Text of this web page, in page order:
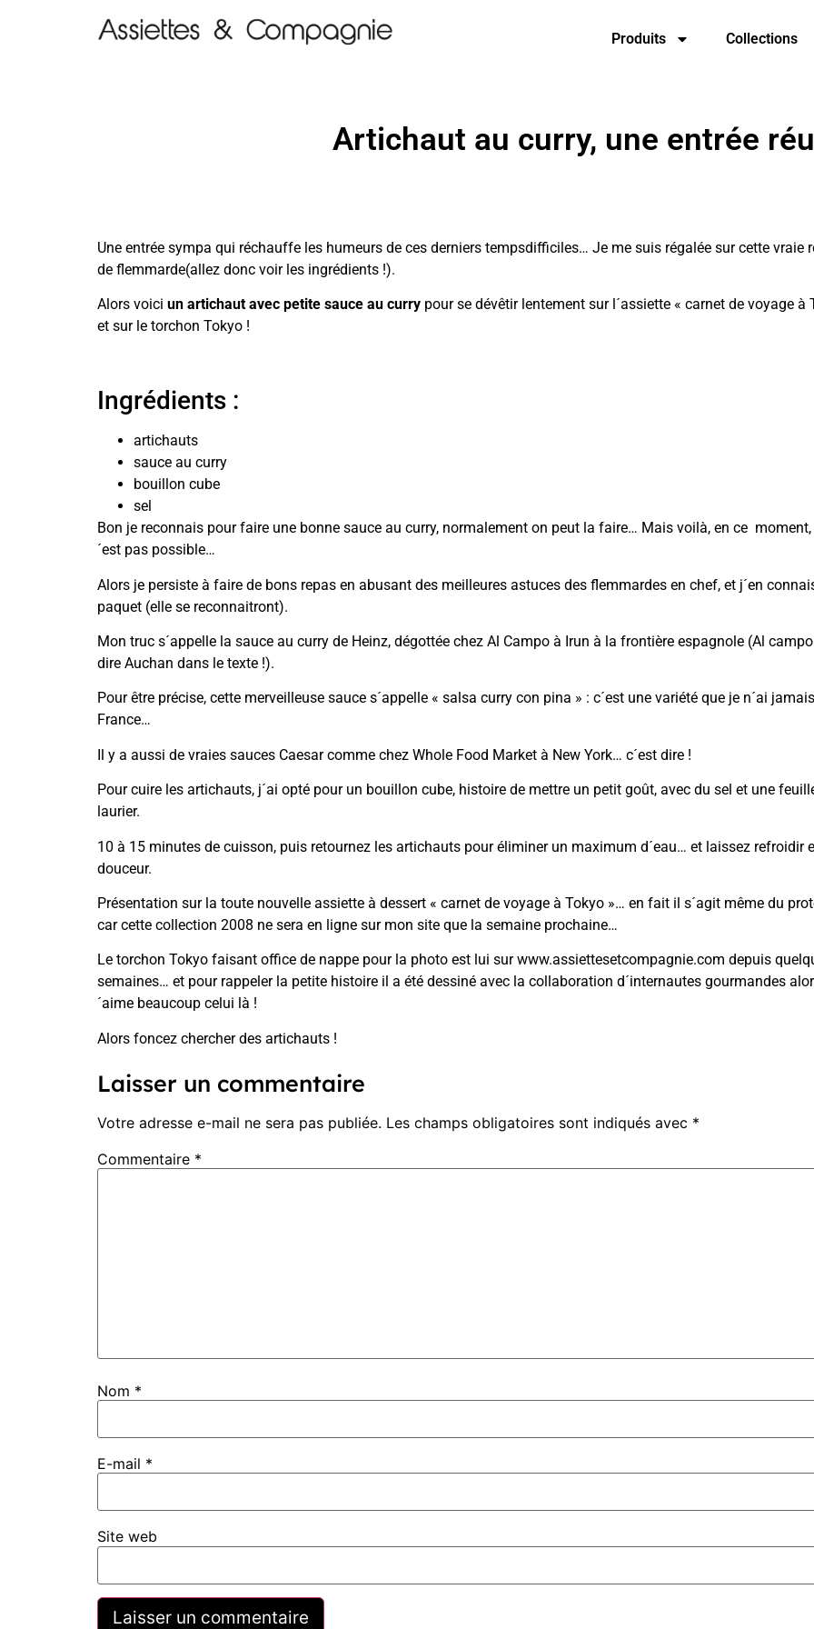
Produits Collections
Artichaut au curry, une entrée
Une entrée sympa qui réchauffe les humeurs de ces derniers tempsdifficiles… Je me suis régalée sur cette vraie
de flemmarde(allez donc voir les ingrédients !).
Alors voici un artichaut avec petite sauce au curry pour se dévêtir lentement sur l´assiette « carnet de voyage à
et sur le torchon Tokyo !
Ingrédients :
artichauts
sauce au curry
bouillon cube
sel
Bon je reconnais pour faire une bonne sauce au curry, normalement on peut la faire… Mais voilà, en ce moment,
´est pas possible…
Alors je persiste à faire de bons repas en abusant des meilleures astuces des flemmardes en chef, et j´en
paquet (elle se reconnaitront).
Mon truc s´appelle la sauce au curry de Heinz, dégottée chez Al Campo à Irun à la frontière espagnole (Al
dire Auchan dans le texte !).
Pour être précise, cette merveilleuse sauce s´appelle « salsa curry con pina » : c´est une variété que je n´ai
France…
Il y a aussi de vraies sauces Caesar comme chez Whole Food Market à New York… c´est dire !
Pour cuire les artichauts, j´ai opté pour un bouillon cube, histoire de mettre un petit goût, avec du sel et une
laurier.
10 à 15 minutes de cuisson, puis retournez les artichauts pour éliminer un maximum d´eau… et laissez refroidir
douceur.
Présentation sur la toute nouvelle assiette à dessert « carnet de voyage à Tokyo »… en fait il s´agit même du
car cette collection 2008 ne sera en ligne sur mon site que la semaine prochaine…
Le torchon Tokyo faisant office de nappe pour la photo est lui surwww.assiettesetcompagnie.com depuis
semaines… et pour rappeler la petite histoire il a été dessiné avec la collaboration d´internautes gourmandes
´aime beaucoup celui là !
Alors foncez chercher des artichauts !
Laisser un commentaire
Votre adresse e-mail ne sera pas publiée. Les champs obligatoires sont indiqués avec *
Commentaire *
Nom *
E-mail *
Site web